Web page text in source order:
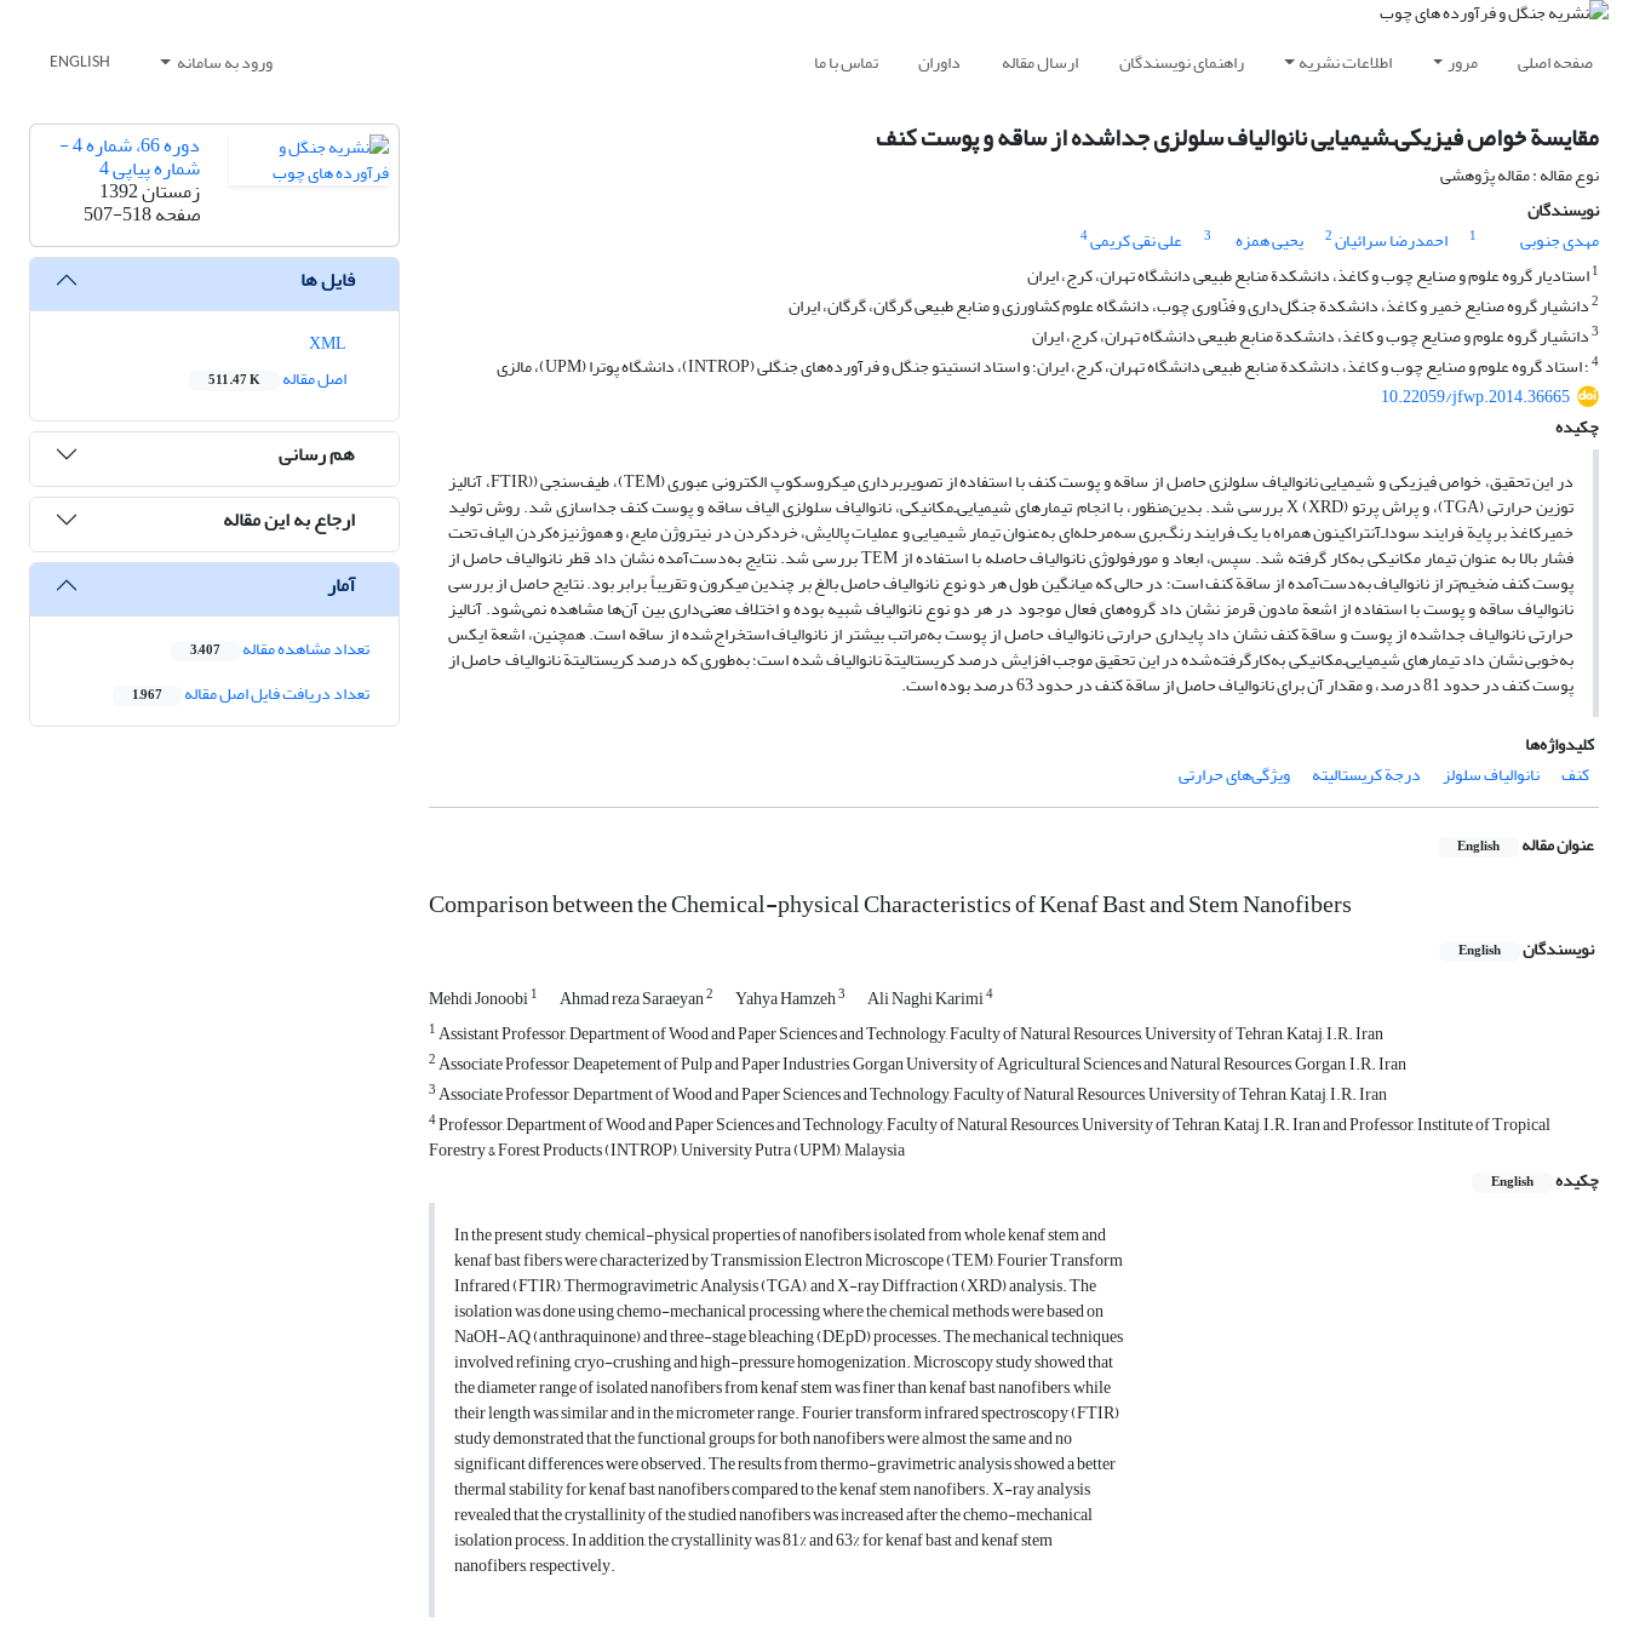
صفحه اصلی مرور اطلاعات نشریه راهنمای نویسندگان ارسال مقاله داوران تماس با ما ورود به سامانه ENGLISH
مقایسة خواص فیزیکی‌ـ‌شیمیایی نانوالیاف سلولزی جدا‌شده از ساقه و پوست کنف
نوع مقاله : مقاله پژوهشی
نویسندگان
مهدی جنوبی
1 احمدرضا سرائیان2 یحیی همزه 3 علی نقی کریمی4
1استادیار گروه علوم و صنایع چوب و کاغذ، دانشکدة منابع طبیعی دانشگاه تهران، کرج، ایران
2دانشیار گروه صنایع خمیر و کاغذ، دانشکدة جنگل‌داری و فنّاوری چوب، دانشگاه علوم کشاورزی و منابع طبیعی گرگان، گرگان، ایران
3دانشیار گروه علوم و صنایع چوب و کاغذ، دانشکدة منابع طبیعی دانشگاه تهران، کرج، ایران
4؛ استاد گروه علوم و صنایع چوب و کاغذ، دانشکدة منابع طبیعی دانشگاه تهران، کرج، ایران؛ و استاد انستیتو جنگل و فرآورده‌های جنگلی (INTROP)، دانشگاه پوترا (UPM)، مالزی
10.22059/jfwp.2014.36665
چکیده
در این تحقیق، خواص فیزیکی و شیمیایی نانوالیاف سلولزی حاصل از ساقه و پوست کنف با استفاده از تصویربرداری میکروسکوپ الکترونی عبوری (TEM)، طیف‌سنجی ((FTIR، آنالیز
توزین حرارتی (TGA)، و پراش پرتو (XRD) X بررسی شد. بدین‌منظور، با انجام تیمارهای شیمیایی‌ـ‌مکانیکی، نانوالیاف سلولزی الیاف ساقه و پوست کنف جداسازی شد. روش تولید
خمیرکاغذ بر پایة فرایند سودا‌ـ‌آنتراکینون همراه با یک فرایند رنگ‌بری سه‌مرحله‌‌ای به‌عنوان تیمار شیمیایی و عملیات پالایش، خردکردن در نیتروژن مایع، و هموژنیزه‌کردن الیاف تحت
فشار بالا به‌ عنوان تیمار مکانیکی به‌کار گرفته شد. سپس، ابعاد و مورفولوژی نانوالیاف حاصله با استفاده از TEM بررسی شد. نتایج به‌‌دست‌آمده نشان داد قطر نانوالیاف حاصل از
پوست کنف ضخیم‌تر از نانوالیاف به‌‌دست‌آمده از ساقة کنف است؛ در حالی ‌‌که میانگین طول هر دو نوع نانوالیاف حاصل بالغ بر چندین میکرون و تقریباً برابر بود. نتایج حاصل از بررسی
نانوالیاف ساقه و پوست با استفاده از اشعة مادون قرمز نشان داد گروه‌های فعال موجود در هر دو نوع نانوالیاف شبیه بوده و اختلاف معنی‌‌داری بین آن‌ها مشاهده نمی‌‌شود. آنالیز
حرارتی نانوالیاف جدا‌شده از پوست و ساقة کنف نشان داد پایداری حرارتی نانوالیاف حاصل از پوست به‌‌مراتب بیشتر از نانوالیاف استخراج‌شده از ساقه است. همچنین، اشعة ایکس
به‌‌خوبی نشان داد تیمارهای شیمیایی‌ـ‌مکانیکی به‌‌کار‌گرفته‌شده در این تحقیق موجب افزایش درصد کریستالیتة نانوالیاف شده است؛ به‌‌طوری که درصد کریستالیتة نانوالیاف حاصل از
پوست کنف در حدود 81 درصد، و مقدار آن برای نانوالیاف حاصل از ساقة کنف در حدود 63 درصد بوده است.
کلیدواژه‌ها
کنف
نانوالیاف سلولز درجة کریستالیته ویژگی‌های حرارتی
عنوان مقاله English
Comparison between the Chemical-physical Characteristics of Kenaf Bast and Stem Nanofibers
نویسندگان English
Mehdi Jonoobi1 Ahmad reza Saraeyan2 Yahya Hamzeh3 Ali Naghi Karimi4
1Assistant Professor, Department of Wood and Paper Sciences and Technology, Faculty of Natural Resources, University of Tehran, Kataj, I.R. Iran
2Associate Professor, Deapetement of Pulp and Paper Industries, Gorgan University of Agricultural Sciences and Natural Resources, Gorgan, I.R. Iran
3Associate Professor, Department of Wood and Paper Sciences and Technology, Faculty of Natural Resources, University of Tehran, Kataj, I.R. Iran
4Professor, Department of Wood and Paper Sciences and Technology, Faculty of Natural Resources, University of Tehran, Kataj, I.R. Iran and Professor, Institute of Tropical
Forestry & Forest Products (INTROP), University Putra (UPM), Malaysia
چکیده
English
In the present study, chemical-physical properties of nanofibers isolated from whole kenaf stem and
kenaf bast fibers were characterized by Transmission Electron Microscope (TEM), Fourier Transform
Infrared (FTIR), Thermogravimetric Analysis (TGA), and X-ray Diffraction (XRD) analysis. The
isolation was done using chemo-mechanical processing where the chemical methods were based on
NaOH-AQ (anthraquinone) and three-stage bleaching (DEpD) processes. The mechanical techniques
involved refining, cryo-crushing and high-pressure homogenization. Microscopy study showed that
the diameter range of isolated nanofibers from kenaf stem was finer than kenaf bast nanofibers, while
their length was similar and in the micrometer range. Fourier transform infrared spectroscopy (FTIR)
study demonstrated that the functional groups for both nanofibers were almost the same and no
significant differences were observed. The results from thermo-gravimetric analysis showed a better
thermal stability for kenaf bast nanofibers compared to the kenaf stem nanofibers. X-ray analysis
revealed that the crystallinity of the studied nanofibers was increased after the chemo-mechanical
isolation process. In addition, the crystallinity was 81% and 63% for kenaf bast and kenaf stem
nanofibers, respectively.
دوره 66، شماره 4 -
شماره پیاپی 4
زمستان 1392
صفحه507-518
فایل ها
اصل مقاله
511.47 K
هم رسانی
ارجاع به این مقاله
آمار
تعداد مشاهده مقاله 3,407
تعداد دریافت فایل اصل مقاله 1,967